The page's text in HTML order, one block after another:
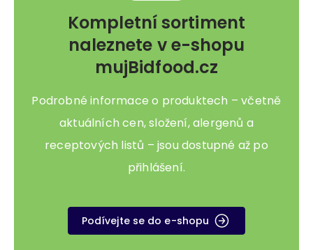
vylepšení uživatelského
prostředí, zobrazení
přizpůsobeného obsahu a
reklam, analýzy návštěvnosti
zdroje návštěvnosti.
Souhlasím
Odmítám
Kompletní sortiment
naleznete v e-shopu
mujBidfood.cz
Podrobné informace o produktech – včetně
aktuálních cen, složení, alergenů a
receptových listů – jsou dostupné až po
přihlášení.
Podívejte se do e-shopu